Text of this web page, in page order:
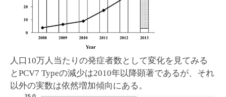
人口10万人当たりの発症者数として変化を見てみる
とPCV7 Typeの減少は2010年以降顕著であるが、それ
以外の実数は依然増加傾向にある。